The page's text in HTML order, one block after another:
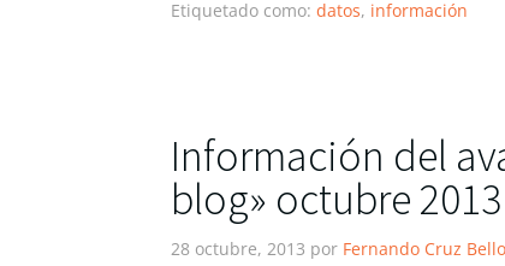
Etiquetado como: datos, información
Información del
blog» octubre 2013
28 octubre, 2013 por Fernando Cruz Bello